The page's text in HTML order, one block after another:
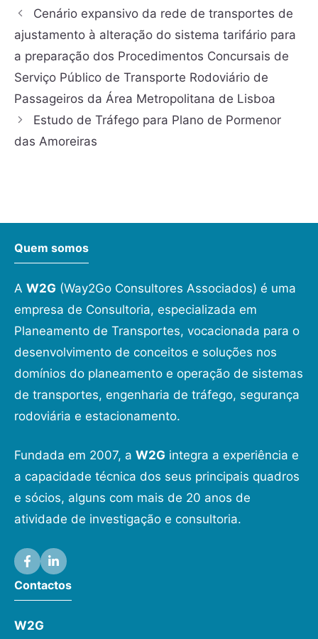
Cenário expansivo da rede de transportes de
ajustamento à alteração do sistema tarifário para
a preparação dos Procedimentos Concursais de
Serviço Público de Transporte Rodoviário de
Passageiros da Área Metropolitana de Lisboa
Estudo de Tráfego para Plano de Pormenor
das Amoreiras
Quem somos
A W2G (Way2Go Consultores Associados) é uma
empresa de Consultoria, especializada em
Planeamento de Transportes, vocacionada para o
desenvolvimento de conceitos e soluções nos
domínios do planeamento e operação de sistemas
de transportes, engenharia de tráfego, segurança
rodoviária e estacionamento.
Fundada em 2007, a W2G integra a experiência e
a capacidade técnica dos seus principais quadros
e sócios, alguns com mais de 20 anos de
atividade de investigação e consultoria.
Contactos
W2G